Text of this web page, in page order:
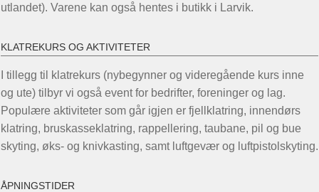
utlandet). Varene kan også hentes i butikk i Larvik.
KLATREKURS OG AKTIVITETER
I tillegg til klatrekurs (nybegynner og videregående kurs inne
og ute) tilbyr vi også event for bedrifter, foreninger og lag.
Populære aktiviteter som går igjen er fjellklatring, innendørs
klatring, bruskasseklatring, rappellering, taubane, pil og bue
skyting, øks- og knivkasting, samt luftgevær og luftpistolskyting.
ÅPNINGSTIDER